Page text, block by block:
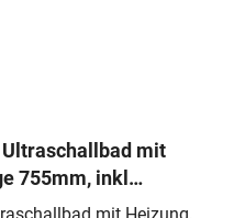
Ultraschallbad mit
755mm, inkl